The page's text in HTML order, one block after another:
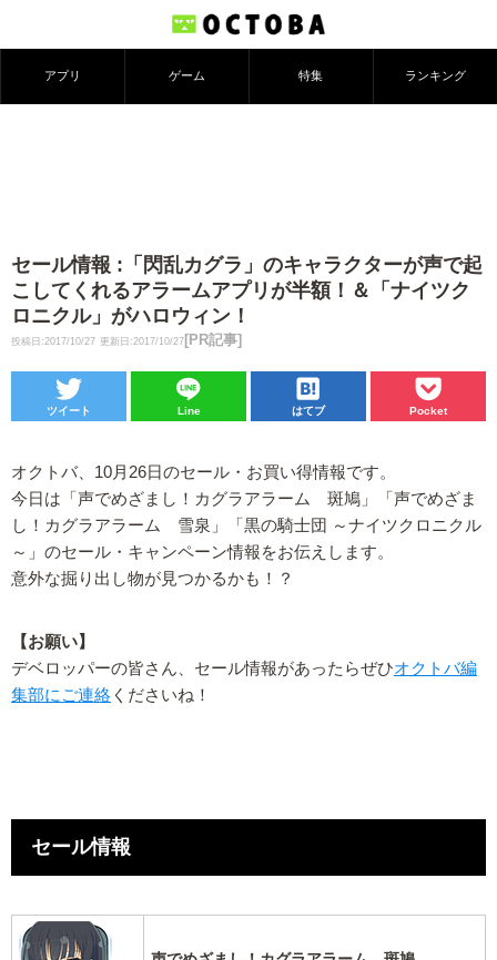
アプリ ゲーム 特集 ランキング
セール情報 :「閃乱カグラ」のキャラクターが声で起
こしてくれるアラームアプリが半額！＆「ナイツク
ロニクル」がハロウィン！
投稿日:2017/10/27 更新日:2017/10/27 [PR記事]
ツイート Line はてブ Pocket
オクトバ、10月26日のセール・お買い得情報です。
今日は「声でめざまし！カグラアラーム 斑鳩」「声でめざま
し！カグラアラーム 雪泉」「黒の騎士団 ～ナイツクロニクル
～」のセール・キャンペーン情報をお伝えします。
意外な掘り出し物が見つかるかも！？
【お願い】
デベロッパーの皆さん、セール情報があったらぜひオクトバ編
集部にご連絡 くださいね！
セール情報